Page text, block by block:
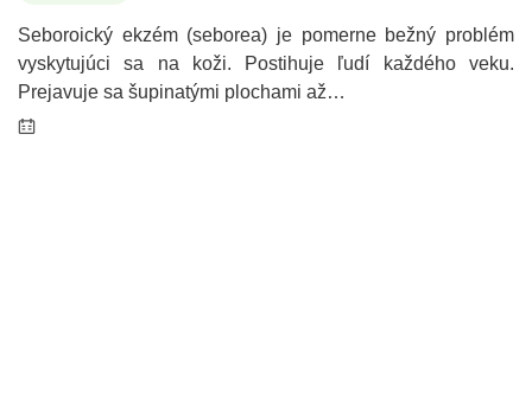
Seboroický ekzém (seborea) je pomerne bežný problém
vyskytujúci sa na koži. Postihuje ľudí každého veku.
Prejavuje sa šupinatými plochami až…